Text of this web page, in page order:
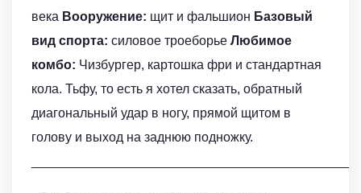
века Вооружение: щит и фальшион Базовый
вид спорта: силовое троеборье Любимое
комбо: Чизбургер, картошка фри и стандартная
кола. Тьфу, то есть я хотел сказать, обратный
диагональный удар в ногу, прямой щитом в
голову и выход на заднюю подножку.